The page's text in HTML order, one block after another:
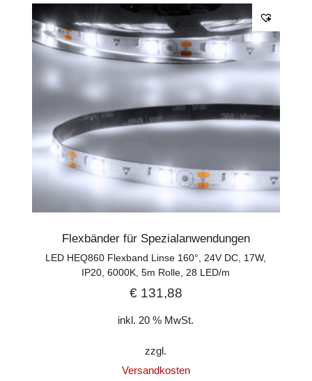
Flexbänder für Spezialanwendungen
LED HEQ860 Flexband Linse 160°, 24V DC, 17W,
IP20, 6000K, 5m Rolle, 28 LED/m
€131,88
inkl. 20 % MwSt.
zzgl.
Versandkosten